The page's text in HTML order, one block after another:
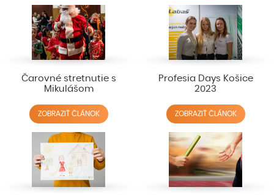
Čarovné stretnutie s
Mikulášom
ZOBRAZIŤ ČLÁNOK
Profesia Days Košice
2023
ZOBRAZIŤ ČLÁNOK